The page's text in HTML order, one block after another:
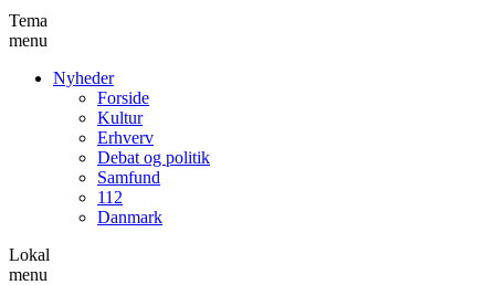
Tema
menu
Nyheder
Forside
Kultur
Erhverv
Debat og politik
Samfund
112
Danmark
Lokal
menu